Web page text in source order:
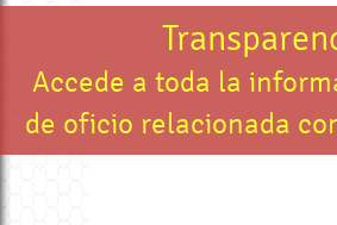
Accede a toda la
de oficio relacionada